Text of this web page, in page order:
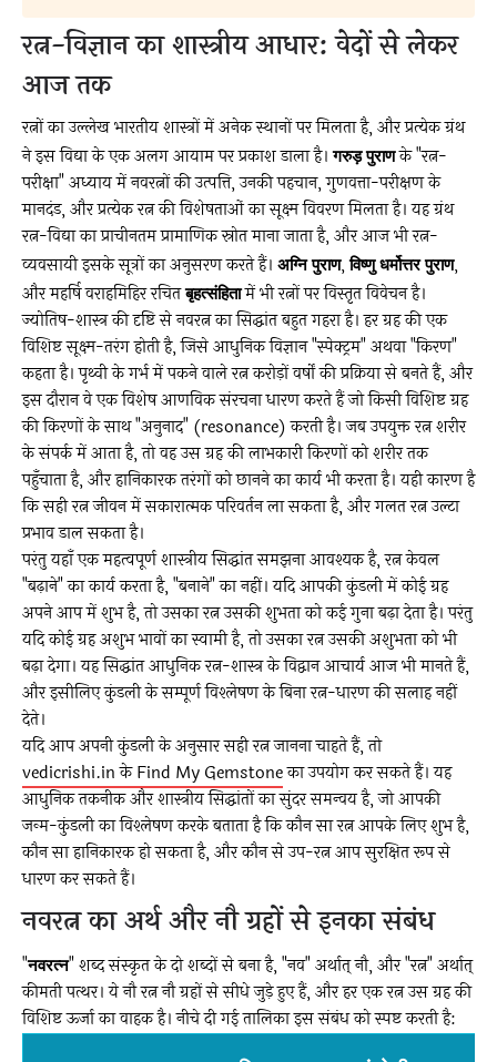
रत्न-विज्ञान का शास्त्रीय आधार: वेदों से लेकर
आज तक
रत्नों का उल्लेख भारतीय शास्त्रों में अनेक स्थानों पर मिलता है, और प्रत्येक ग्रंथ
ने इस विद्या के एक अलग आयाम पर प्रकाश डाला है।गरुड़ पुराणके "रत्न-
परीक्षा" अध्याय में नवरत्नों की उत्पत्ति, उनकी पहचान, गुणवत्ता-परीक्षण के
मानदंड, और प्रत्येक रत्न की विशेषताओं का सूक्ष्म विवरण मिलता है। यह ग्रंथ
रत्न-विद्या का प्राचीनतम प्रामाणिक स्रोत माना जाता है, और आज भी रत्न-
व्यवसायी इसके सूत्रों का अनुसरण करते हैं। अग्नि पुराण,विष्णु धर्मोत्तर पुराण,
और महर्षि वराहमिहिर रचितबृहत्संहितामें भी रत्नों पर विस्तृत विवेचन है।
ज्योतिष-शास्त्र की दृष्टि से नवरत्न का सिद्धांत बहुत गहरा है। हर ग्रह की एक
विशिष्ट सूक्ष्म-तरंग होती है, जिसे आधुनिक विज्ञान "स्पेक्ट्रम" अथवा "किरण"
कहता है। पृथ्वी के गर्भ में पकने वाले रत्न करोड़ों वर्षों की प्रक्रिया से बनते हैं, और
इस दौरान वे एक विशेष आणविक संरचना धारण करते हैं जो किसी विशिष्ट ग्रह
की किरणों के साथ "अनुनाद" (resonance) करती है। जब उपयुक्त रत्न शरीर
के संपर्क में आता है, तो वह उस ग्रह की लाभकारी किरणों को शरीर तक
पहुँचाता है, और हानिकारक तरंगों को छानने का कार्य भी करता है। यही कारण है
कि सही रत्न जीवन में सकारात्मक परिवर्तन ला सकता है, और गलत रत्न उल्टा
प्रभाव डाल सकता है।
परंतु यहाँ एक महत्वपूर्ण शास्त्रीय सिद्धांत समझना आवश्यक है, रत्न केवल
"बढ़ाने" का कार्य करता है, "बनाने" का नहीं। यदि आपकी कुंडली में कोई ग्रह
अपने आप में शुभ है, तो उसका रत्न उसकी शुभता को कई गुना बढ़ा देता है। परंतु
यदि कोई ग्रह अशुभ भावों का स्वामी है, तो उसका रत्न उसकी अशुभता को भी
बढ़ा देगा। यह सिद्धांत आधुनिक रत्न-शास्त्र के विद्वान आचार्य आज भी मानते हैं,
और इसीलिए कुंडली के सम्पूर्ण विश्लेषण के बिना रत्न-धारण की सलाह नहीं
देते।
यदि आप अपनी कुंडली के अनुसार सही रत्न जानना चाहते हैं, तो
vedicrishi.in के Find My Gemstoneका उपयोग कर सकते हैं। यह
आधुनिक तकनीक और शास्त्रीय सिद्धांतों का सुंदर समन्वय है, जो आपकी
जन्म-कुंडली का विश्लेषण करके बताता है कि कौन सा रत्न आपके लिए शुभ है,
कौन सा हानिकारक हो सकता है, और कौन से उप-रत्न आप सुरक्षित रूप से
धारण कर सकते हैं।
नवरत्न का अर्थ और नौ ग्रहों से इनका संबंध
"नवरत्न" शब्द संस्कृत के दो शब्दों से बना है, "नव" अर्थात् नौ, और "रत्न" अर्थात्
कीमती पत्थर। ये नौ रत्न नौ ग्रहों से सीधे जुड़े हुए हैं, और हर एक रत्न उस ग्रह की
विशिष्ट ऊर्जा का वाहक है। नीचे दी गई तालिका इस संबंध को स्पष्ट करती है: